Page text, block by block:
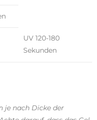
UV 120-180
Sekunden
je nach Dicke der